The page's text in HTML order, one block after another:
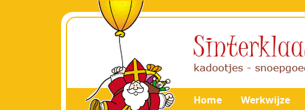
Home Werkwijze